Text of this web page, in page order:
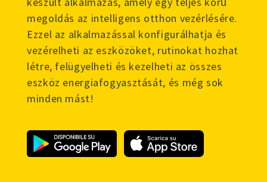
megoldás az intelligens otthon vezérlésére.
Ezzel az alkalmazással konfigurálhatja és
vezérelheti az eszközöket, rutinokat hozhat
létre, felügyelheti és kezelheti az összes
eszköz energiafogyasztását, és még sok
minden mást!